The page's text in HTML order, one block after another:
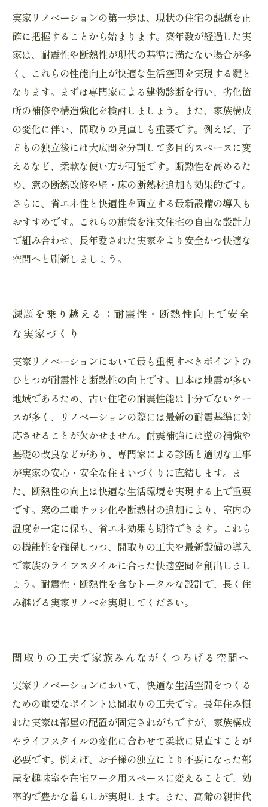
想をカタチに
親世代も安心！高齢化に対応した住環境の改善
術
実家リノベーションの第一歩は、現状の住宅の課題を正
確に把握することから始まります。築年数が経過した実
家は、耐震性や断熱性が現代の基準に満たない場合が多
く、これらの性能向上が快適な生活空間を実現する鍵と
なります。まずは専門家による建物診断を行い、劣化箇
所の補修や構造強化を検討しましょう。また、家族構成
の変化に伴い、間取りの見直しも重要です。例えば、子
どもの独立後には大広間を分割して多目的スペースに変
えるなど、柔軟な使い方が可能です。断熱性を高めるた
め、窓の断熱改修や壁・床の断熱材追加も効果的です。
さらに、省エネ性と快適性を両立する最新設備の導入も
おすすめです。これらの施策を注文住宅の自由な設計力
で組み合わせ、長年愛された実家をより安全かつ快適な
空間へと刷新しましょう。
課題を乗り越える：耐震性・断熱性向上で安全
な実家づくり
実家リノベーションにおいて最も重視すべきポイントの
ひとつが耐震性と断熱性の向上です。日本は地震が多い
地域であるため、古い住宅の耐震性能は十分でないケー
スが多く、リノベーションの際には最新の耐震基準に対
応させることが欠かせません。耐震補強には壁の補強や
基礎の改良などがあり、専門家による診断と適切な工事
が実家の安心・安全な住まいづくりに直結します。ま
た、断熱性の向上は快適な生活環境を実現する上で重要
です。窓の二重サッシ化や断熱材の追加により、室内の
温度を一定に保ち、省エネ効果も期待できます。これら
の機能性を確保しつつ、間取りの工夫や最新設備の導入
で家族のライフスタイルに合った快適空間を創出しまし
ょう。耐震性・断熱性を含むトータルな設計で、長く住
み継げる実家リノベを実現してください。
間取りの工夫で家族みんながくつろげる空間へ
実家リノベーションにおいて、快適な生活空間をつくる
ための重要なポイントは間取りの工夫です。長年住み慣
れた実家は部屋の配置が固定されがちですが、家族構成
やライフスタイルの変化に合わせて柔軟に見直すことが
必要です。例えば、お子様の独立により不要になった部
屋を趣味室や在宅ワーク用スペースに変えることで、効
率的で豊かな暮らしが実現します。また、高齢の親世代